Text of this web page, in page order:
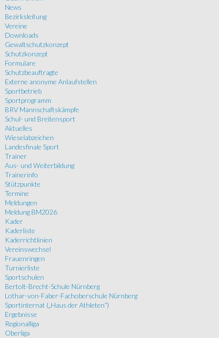
News
Bezirksleitung
Vereine
Downloads
Gewaltschutzkonzept
Schutzkonzept
Formulare
Schutzbeauftragte
Externe anonyme Anlaufstellen
Sportbetrieb
Sportprogramm
BRV Mannschaftskämpfe
Schul- und Breitensport
Aktuelles
Wieselabzeichen
Landesfinale Sport
Trainer
Aus- und Weiterbildung
Trainerinfo
Stützpunkte
Termine
Meldungen
Meldung BM2026
Kader
Kaderliste
Kaderrichtlinien
Vereinswechsel
Frauenringen
Turnierliste
Sportschulen
Bertolt-Brecht-Schule Nürnberg
Lothar-von-Faber-Fachoberschule Nürnberg
Sportinternat („Haus der Athleten“)
Ergebnisse
Regionalliga
Oberliga